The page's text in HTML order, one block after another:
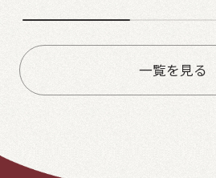
一覧を見る